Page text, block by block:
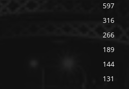
597
316
266
189
144
131